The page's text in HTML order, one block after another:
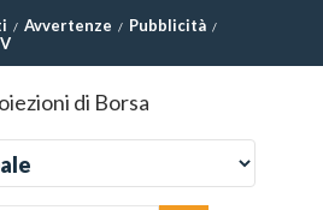
Avvertenze
Pubblicità